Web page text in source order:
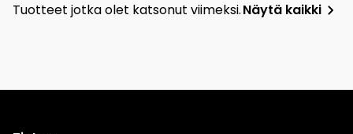
Tuotteet jotka olet katsonut viimeksi.Näytä kaikki